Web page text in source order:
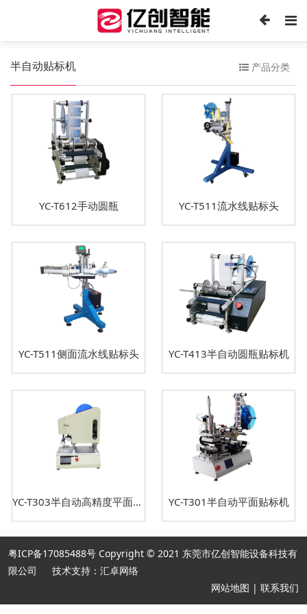
半自动贴标机 产品分类
YC-T612手动圆瓶 YC-T511流水线贴标头
YC-T511侧面流水线贴标头 YC-T413半自动圆瓶贴标机
YC-T303半自动高精度平面贴标机 YC-T301半自动平面贴标机
粤ICP备17085488号 Copyright © 2021 东莞市亿创智能设备科技有
限公司 技术支持：汇卓网络
网站地图 | 联系我们